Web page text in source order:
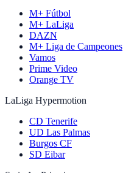
M+ Fútbol
M+ LaLiga
DAZN
M+ Liga de Campeones
Vamos
Prime Video
Orange TV
LaLiga Hypermotion
CD Tenerife
UD Las Palmas
Burgos CF
SD Eibar